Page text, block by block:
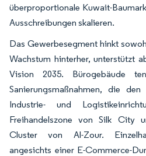
überproportionale Kuwait-
Ausschreibungen skalieren.
Das Gewerbesegment hinkt
Wachstum hinterher, unterstützt
Vision 2035. Bürogebäude
Sanierungsmaßnahmen, die
Industrie- und
Freihandelszone von Silk City
Cluster von Al-Zour.
angesichts einer E-Commerce-